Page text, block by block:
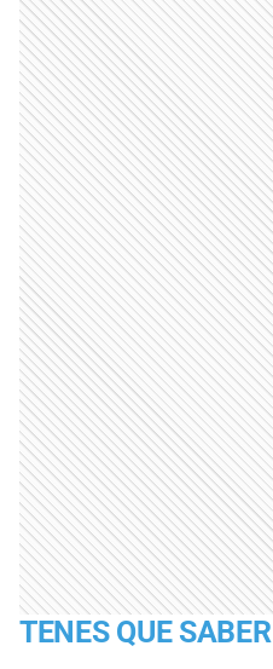
TENES QUE SABER